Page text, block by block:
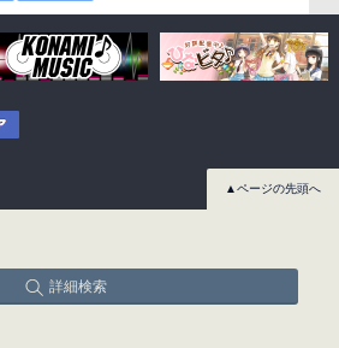
▲ページの先頭へ
詳細検索